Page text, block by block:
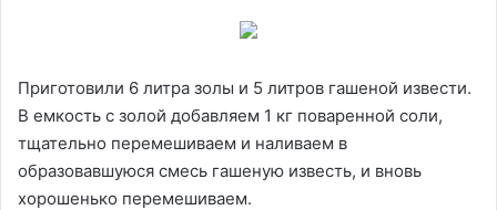
Приготовили 6 литра золы и 5 литров гашеной извести.
В емкость с золой добавляем 1 кг поваренной соли,
тщательно перемешиваем и наливаем в
образовавшуюся смесь гашеную известь, и вновь
хорошенько перемешиваем.